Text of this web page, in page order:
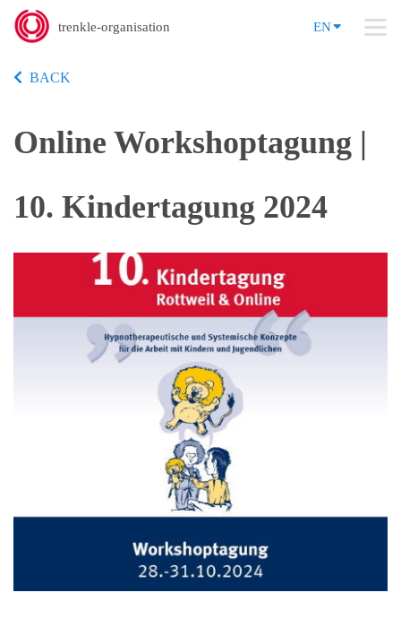
trenkle-organisation EN
BACK
Online Workshoptagung |
10. Kindertagung 2024